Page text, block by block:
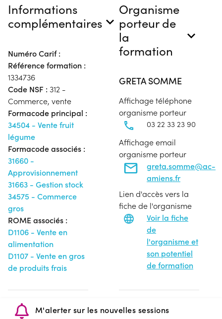
Informations
complémentaires
Numéro Carif :
Référence formation :
1334736
Code NSF : 312 -
Commerce, vente
Formacode principal :
34504 - Vente fruit
légume
Formacode associés :
31660 -
Approvisionnement
31663 - Gestion stock
34575 - Commerce
gros
ROME associés :
D1106 - Vente en
alimentation
D1107 - Vente en gros
de produits frais
Organisme
porteur de
la
formation
GRETA SOMME
Affichage téléphone
organisme porteur
03 22 33 23 90
Affichage email
organisme porteur
greta.somme@ac-
amiens.fr
Lien d'accès vers la
fiche de l'organisme
Voir la fiche
de
l'organisme et
son potentiel
de formation
M'alerter sur les nouvelles sessions